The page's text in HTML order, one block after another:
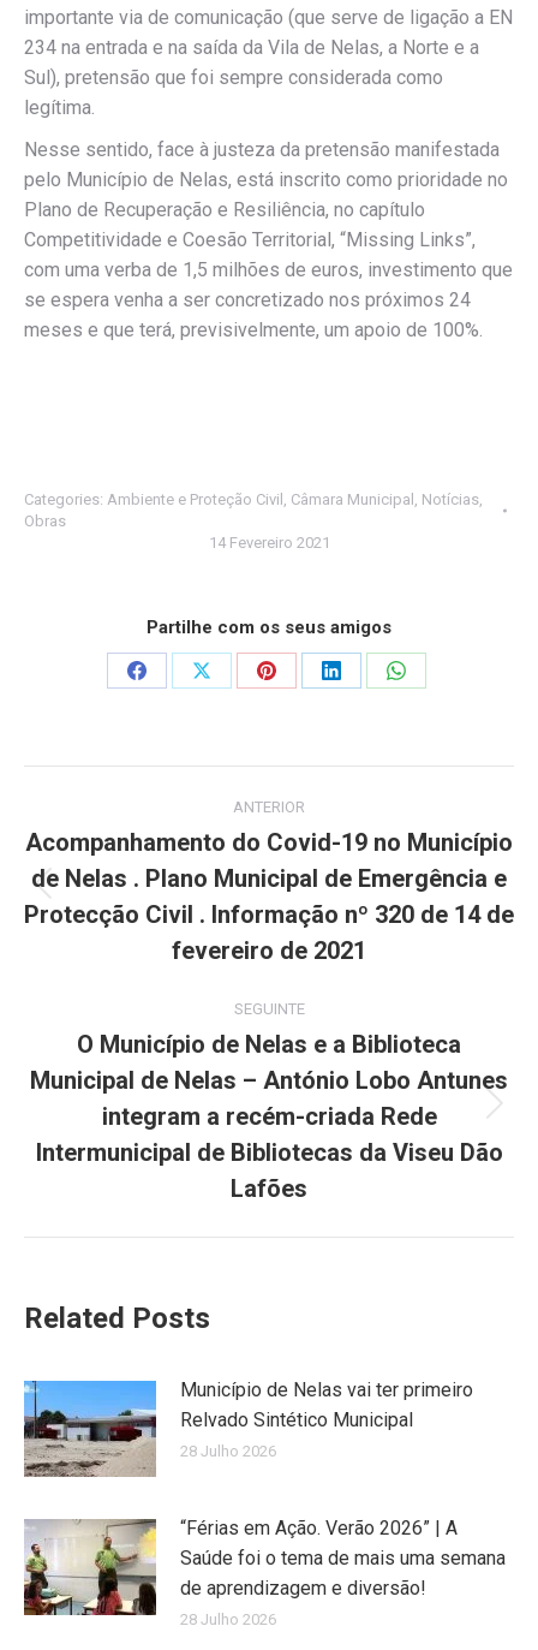
importante via de comunicação (que serve de ligação a EN
234 na entrada e na saída da Vila de Nelas, a Norte e a
Sul), pretensão que foi sempre considerada como
legítima.
Nesse sentido, face à justeza da pretensão manifestada
pelo Município de Nelas, está inscrito como prioridade no
Plano de Recuperação e Resiliência, no capítulo
Competitividade e Coesão Territorial, “Missing Links”,
com uma verba de 1,5 milhões de euros, investimento que
se espera venha a ser concretizado nos próximos 24
meses e que terá, previsivelmente, um apoio de 100%.
Categories: Ambiente e Proteção Civil , Câmara Municipal , Notícias,
Obras
14 Fevereiro 2021
Partilhe com os seus amigos
Share
Share
Share
Share
Share
navigation
ANTERIOR
Previous
post:
Acompanhamento do Covid-19 no Município
de Nelas . Plano Municipal de Emergência e
Protecção Civil . Informação nº 320 de 14 de
fevereiro de 2021
SEGUINTE
Next
post:
O Município de Nelas e a Biblioteca
Municipal de Nelas – António Lobo Antunes
integram a recém-criada Rede
Intermunicipal de Bibliotecas da Viseu Dão
Lafões
Related Posts
Município de Nelas vai ter primeiro
Relvado Sintético Municipal
28 Julho 2026
“Férias em Ação. Verão 2026” | A
Saúde foi o tema de mais uma semana
de aprendizagem e diversão!
28 Julho 2026